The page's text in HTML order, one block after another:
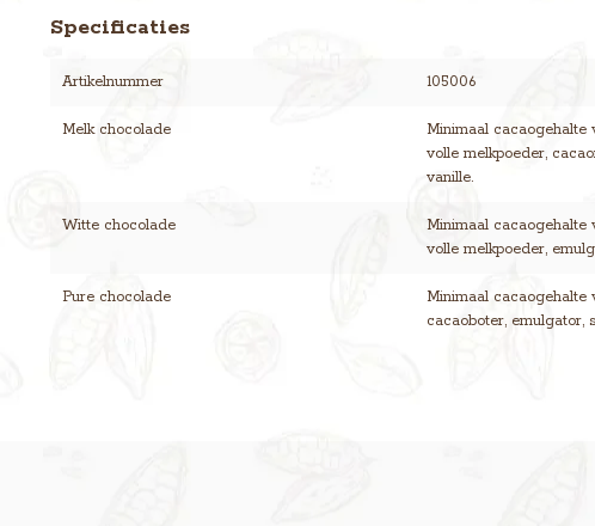
Specificaties
Artikelnummer 105006
Melk chocolade
Minimaal cacaogehalte
volle melkpoeder,
vanille.
Witte chocolade
Minimaal cacaogehalte
volle melkpoeder,
Pure chocolade
Minimaal cacaogehalte
cacaoboter, emulgator,